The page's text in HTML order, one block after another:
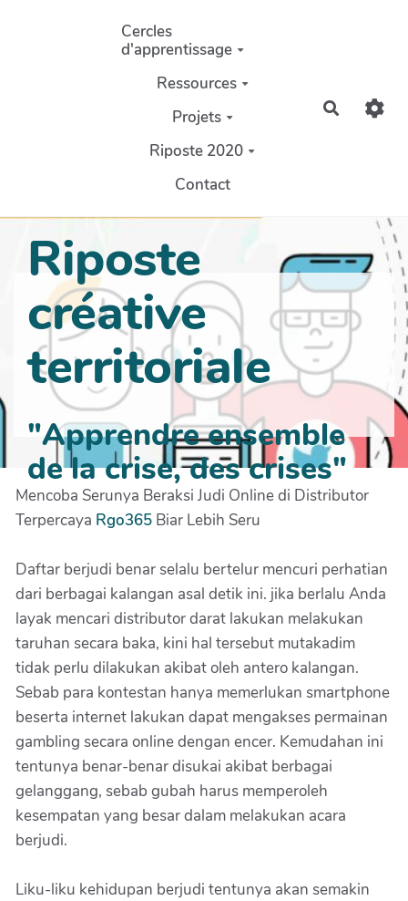
Aller au contenu principal
Cercles
d'apprentissage
Ressources
Projets
Riposte 2020
Contact
Riposte
créative
territoriale
"Apprendre ensemble
de la crise, des crises"
Mencoba Serunya Beraksi Judi Online di Distributor
Terpercaya Rgo365 Biar Lebih Seru
Daftar berjudi benar selalu bertelur mencuri perhatian
dari berbagai kalangan asal detik ini. jika berlalu Anda
layak mencari distributor darat lakukan melakukan
taruhan secara baka, kini hal tersebut mutakadim
tidak perlu dilakukan akibat oleh antero kalangan.
Sebab para kontestan hanya memerlukan smartphone
beserta internet lakukan dapat mengakses permainan
gambling secara online dengan encer. Kemudahan ini
tentunya benar-benar disukai akibat berbagai
gelanggang, sebab gubah harus memperoleh
kesempatan yang besar dalam melakukan acara
berjudi.
Liku-liku kehidupan berjudi tentunya akan semakin